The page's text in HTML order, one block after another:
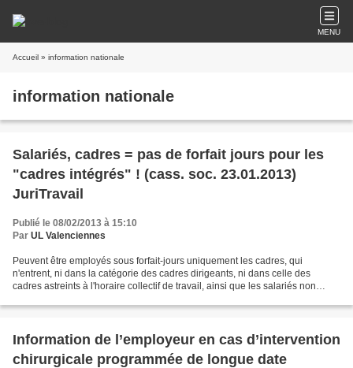
MENU
Accueil » information nationale
information nationale
Salariés, cadres = pas de forfait jours pour les
"cadres intégrés" ! (cass. soc. 23.01.2013)
JuriTravail
Publié le 08/02/2013 à 15:10
Par UL Valenciennes
Peuvent être employés sous forfait-jours uniquement les cadres, qui
n'entrent, ni dans la catégorie des cadres dirigeants, ni dans celle des
cadres astreints à l'horaire collectif de travail, ainsi que les salariés non
Information de l’employeur en cas d’intervention
chirurgicale programmée de longue date